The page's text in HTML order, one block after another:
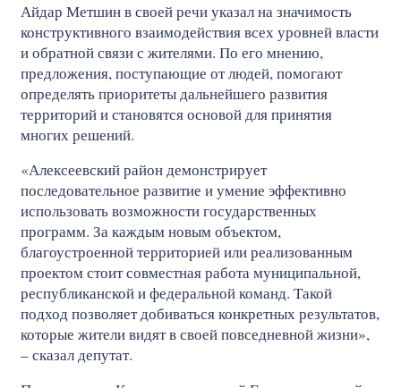
Айдар Метшин в своей речи указал на значимость
конструктивного взаимодействия всех уровней власти
и обратной связи с жителями. По его мнению,
предложения, поступающие от людей, помогают
определять приоритеты дальнейшего развития
территорий и становятся основой для принятия
многих решений.
«Алексеевский район демонстрирует
последовательное развитие и умение эффективно
использовать возможности государственных
программ. За каждым новым объектом,
благоустроенной территорией или реализованным
проектом стоит совместная работа муниципальной,
республиканской и федеральной команд. Такой
подход позволяет добиваться конкретных результатов,
которые жители видят в своей повседневной жизни»,
– сказал депутат.